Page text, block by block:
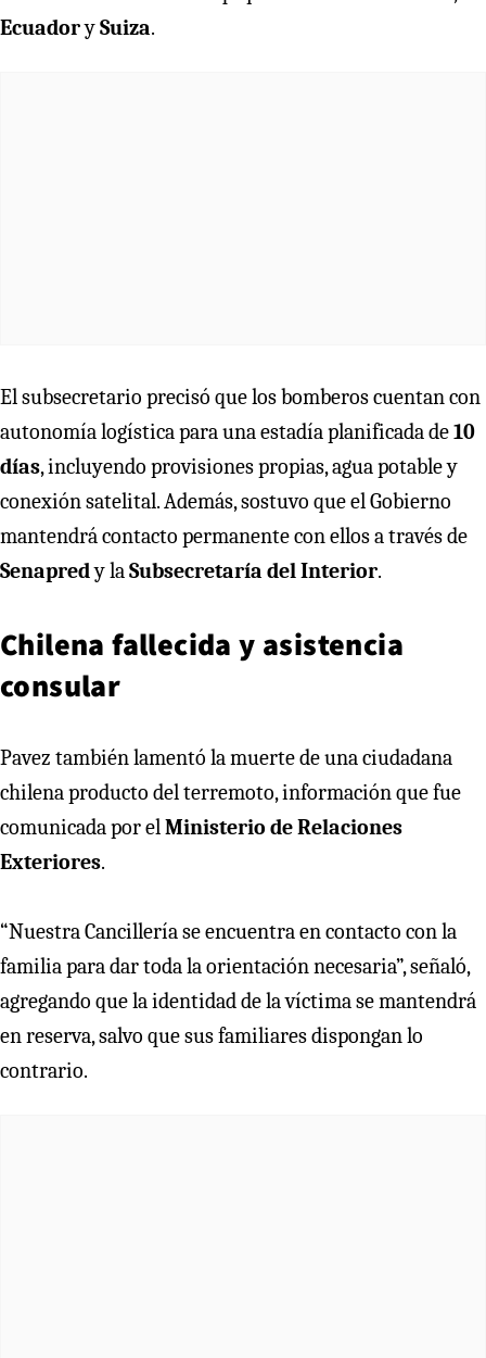
EcuadorySuiza.
El subsecretario precisó que los bomberos cuentan con
autonomía logística para una estadía planificada de10
días, incluyendo provisiones propias, agua potable y
conexión satelital. Además, sostuvo que el Gobierno
mantendrá contacto permanente con ellos a través de
Senapredy laSubsecretaría del Interior.
Chilena fallecida y asistencia
consular
Pavez también lamentó la muerte de una ciudadana
chilena producto del terremoto, información que fue
comunicada por elMinisterio de Relaciones
Exteriores.
“Nuestra Cancillería se encuentra en contacto con la
familia para dar toda la orientación necesaria”, señaló,
agregando que la identidad de la víctima se mantendrá
en reserva, salvo que sus familiares dispongan lo
contrario.